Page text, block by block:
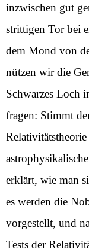
inzwischen gut
strittigen Tor bei
dem Mond von
nützen wir die
Schwarzes Loch
fragen: Stimmt
erklärt, wie man
es werden die
vorgestellt, und
Tests der